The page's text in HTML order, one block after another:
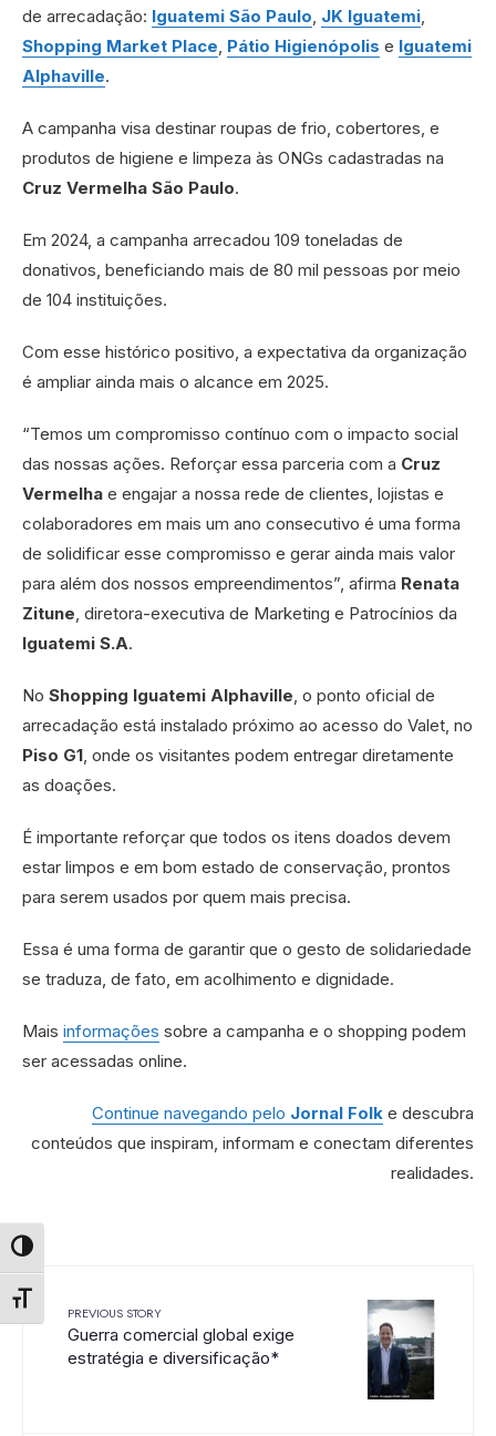
Alternar alto contraste
Alternar tamanho da fonte
de arrecadação: Iguatemi São Paulo JK Iguatemi
Shopping Market Place Pátio Higienópolis e Iguatemi
Alphaville.
A campanha visa destinar roupas de frio, cobertores, e
produtos de higiene e limpeza às ONGs cadastradas na
Cruz Vermelha São Paulo.
Em 2024, a campanha arrecadou 109 toneladas de
donativos, beneficiando mais de 80 mil pessoas por meio
de 104 instituições.
Com esse histórico positivo, a expectativa da organização
é ampliar ainda mais o alcance em 2025.
“Temos um compromisso contínuo com o impacto social
das nossas ações. Reforçar essa parceria com a Cruz
Vermelha e engajar a nossa rede de clientes, lojistas e
colaboradores em mais um ano consecutivo é uma forma
de solidificar esse compromisso e gerar ainda mais valor
para além dos nossos empreendimentos”, afirma Renata
Zitune , diretora-executiva de Marketing e Patrocínios da
Iguatemi S.A.
No Shopping Iguatemi Alphaville , o ponto oficial de
arrecadação está instalado próximo ao acesso do Valet, no
Piso G1 , onde os visitantes podem entregar diretamente
as doações.
É importante reforçar que todos os itens doados devem
estar limpos e em bom estado de conservação, prontos
para serem usados por quem mais precisa.
Essa é uma forma de garantir que o gesto de solidariedade
se traduza, de fato, em acolhimento e dignidade.
Mais informações sobre a campanha e o shopping podem
ser acessadas online.
Continue navegando pelo Jornal Folk e descubra
conteúdos que inspiram, informam e conectam diferentes
realidades.
PREVIOUS STORY
Guerra comercial global exige
estratégia e diversificação*